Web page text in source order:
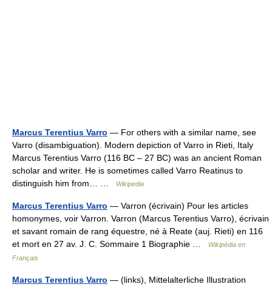
Marcus Terentius Varro — For others with a similar name, see
Varro (disambiguation). Modern depiction of Varro in Rieti, Italy
Marcus Terentius Varro (116 BC – 27 BC) was an ancient Roman
scholar and writer. He is sometimes called Varro Reatinus to
distinguish him from… …
Wikipedia
Marcus Terentius Varro — Varron (écrivain) Pour les articles
homonymes, voir Varron. Varron (Marcus Terentius Varro), écrivain
et savant romain de rang équestre, né à Reate (auj. Rieti) en 116
et mort en 27 av. J. C. Sommaire 1 Biographie …
Wikipédia en
Français
Marcus Terentius Varro — (links), Mittelalterliche Illustration